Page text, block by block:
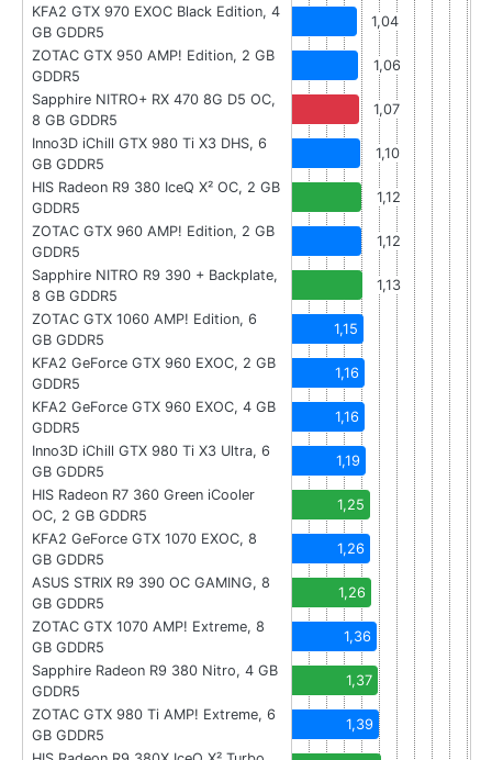
KFA2 GTX 970 EXOC Black Edition, 4
GB GDDR5
1,04
ZOTAC GTX 950 AMP! Edition, 2 GB
GDDR5
1,06
Sapphire NITRO+ RX 470 8G D5 OC,
8 GB GDDR5
1,07
Inno3D iChill GTX 980 Ti X3 DHS, 6
GB GDDR5
1,10
HIS Radeon R9 380 IceQ X² OC, 2 GB
GDDR5
1,12
ZOTAC GTX 960 AMP! Edition, 2 GB
GDDR5
1,12
Sapphire NITRO R9 390 + Backplate,
8 GB GDDR5
1,13
ZOTAC GTX 1060 AMP! Edition, 6
GB GDDR5
1,15
KFA2 GeForce GTX 960 EXOC, 2 GB
GDDR5
1,16
KFA2 GeForce GTX 960 EXOC, 4 GB
GDDR5
1,16
Inno3D iChill GTX 980 Ti X3 Ultra, 6
GB GDDR5
1,19
HIS Radeon R7 360 Green iCooler
OC, 2 GB GDDR5
1,25
KFA2 GeForce GTX 1070 EXOC, 8
GB GDDR5
1,26
ASUS STRIX R9 390 OC GAMING, 8
GB GDDR5
1,26
ZOTAC GTX 1070 AMP! Extreme, 8
GB GDDR5
1,36
Sapphire Radeon R9 380 Nitro, 4 GB
GDDR5
1,37
ZOTAC GTX 980 Ti AMP! Extreme, 6
GB GDDR5
1,39